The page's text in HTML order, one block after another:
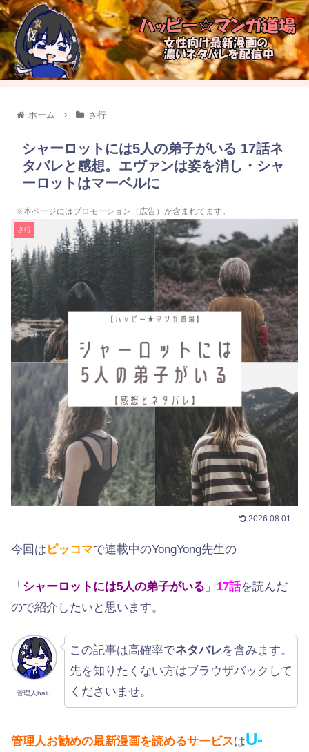
ホーム さ行
シャーロットには5人の弟子がいる 17話ネ
タバレと感想。エヴァンは姿を消し・シャ
ーロットはマーベルに
※本ページにはプロモーション（広告）が含まれてます。
さ行
2026.08.01
今回は ピッコマで連載中のYongYong先生の
「 シャーロットには5人の弟子がいる 」 17話を読んだ
ので紹介したいと思います。
管理人halu
この記事は高確率でネタバレを含みます。
先を知りたくない方はブラウザバックして
くださいませ。
管理人お勧めの最新漫画を読めるサービスはU-